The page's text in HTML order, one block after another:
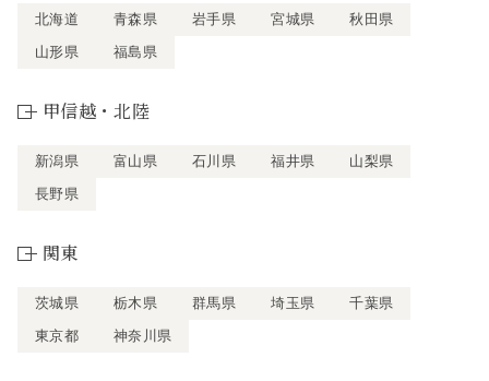
北海道 青森県 岩手県 宮城県
秋田県
山形県
福島県
甲信越・北陸
新潟県 富山県 石川県 福井県
山梨県
長野県
関東
茨城県 栃木県 群馬県 埼玉県
千葉県
東京都
神奈川県